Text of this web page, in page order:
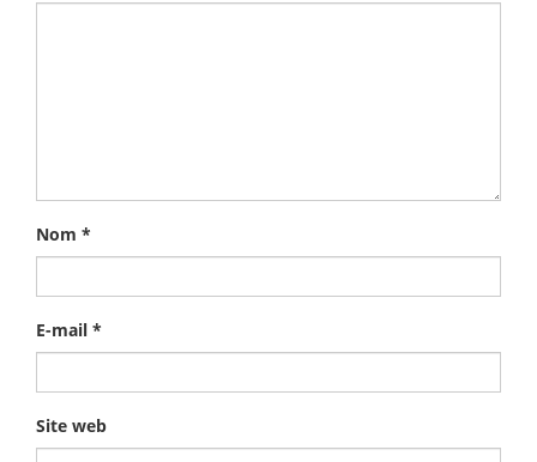
Nom *
E-mail *
Site web